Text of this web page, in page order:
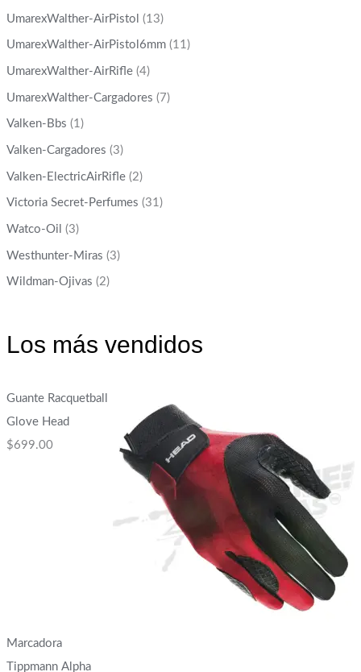
UmarexWalther-AirPistol (13)
UmarexWalther-AirPistol6mm (11)
UmarexWalther-AirRifle (4)
UmarexWalther-Cargadores (7)
Valken-Bbs (1)
Valken-Cargadores (3)
Valken-ElectricAirRifle (2)
Victoria Secret-Perfumes (31)
Watco-Oil (3)
Westhunter-Miras (3)
Wildman-Ojivas (2)
Los más vendidos
Guante Racquetball
Glove Head
$699.00
Marcadora
Tippmann Alpha